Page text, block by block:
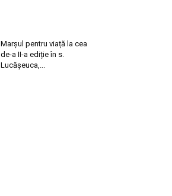
Marșul pentru viață la cea
de-a II-a ediție în s.
Lucășeuca,...